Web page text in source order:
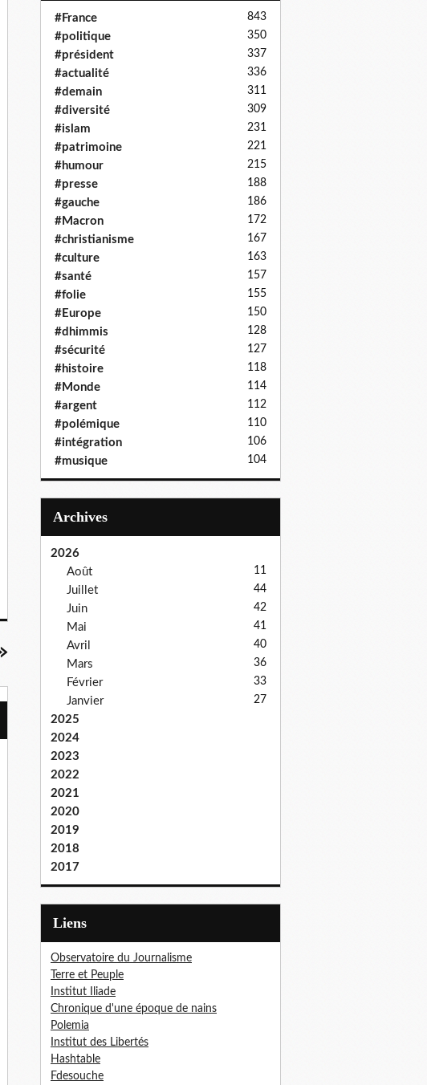
#France 843
#politique 350
#président 337
#actualité 336
#demain 311
#diversité 309
#islam 231
#patrimoine 221
#humour 215
#presse 188
#gauche 186
#Macron 172
#christianisme 167
#culture 163
#santé 157
#folie 155
#Europe 150
#dhimmis 128
#sécurité 127
#histoire 118
#Monde 114
#argent 112
#polémique 110
#intégration 106
#musique 104
Archives
2026
Août
11
Juillet 44
Juin 42
Mai 41
Avril 40
Mars 36
Février 33
Janvier 27
2025
2024
2023
2022
2021
2020
2019
2018
2017
Liens
Observatoire du Journalisme
Terre et Peuple
Institut Iliade
Chronique d'une époque de nains
Polemia
Institut des Libertés
Hashtable
Fdesouche